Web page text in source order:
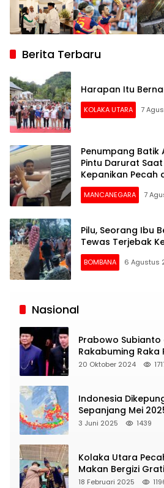
Berita Terbaru
Harapan Itu
KOLAKA UTARA 7
Penumpang Batik
Pintu Darurat
Kepanikan Pecah
MANCANEGARA 7
Pilu, Seorang Ibu
Tewas Terjebak
BOMBANA 6 Agustus
Siaran
Nasional
Prabowo
Rakabuming Raka
Presiden dan
20 Oktober 2024
Indonesia
Sepanjang Mei
Yang Intens
3 Juni 2025 1439
Kolaka Utara
Makan Bergizi
Terbanyak
18 Februari 2025